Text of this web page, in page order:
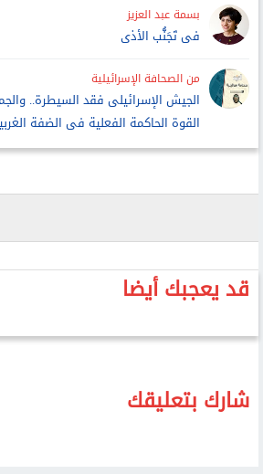
بسمة عبد العزيز
فى تَجَنُّب الأذى
من الصحافة الإسرائيلية
الجيش الإسرائيلى فقد السيطرة..
القوة الحاكمة الفعلية فى الضفة
قد يعجبك أيضا
شارك بتعليقك